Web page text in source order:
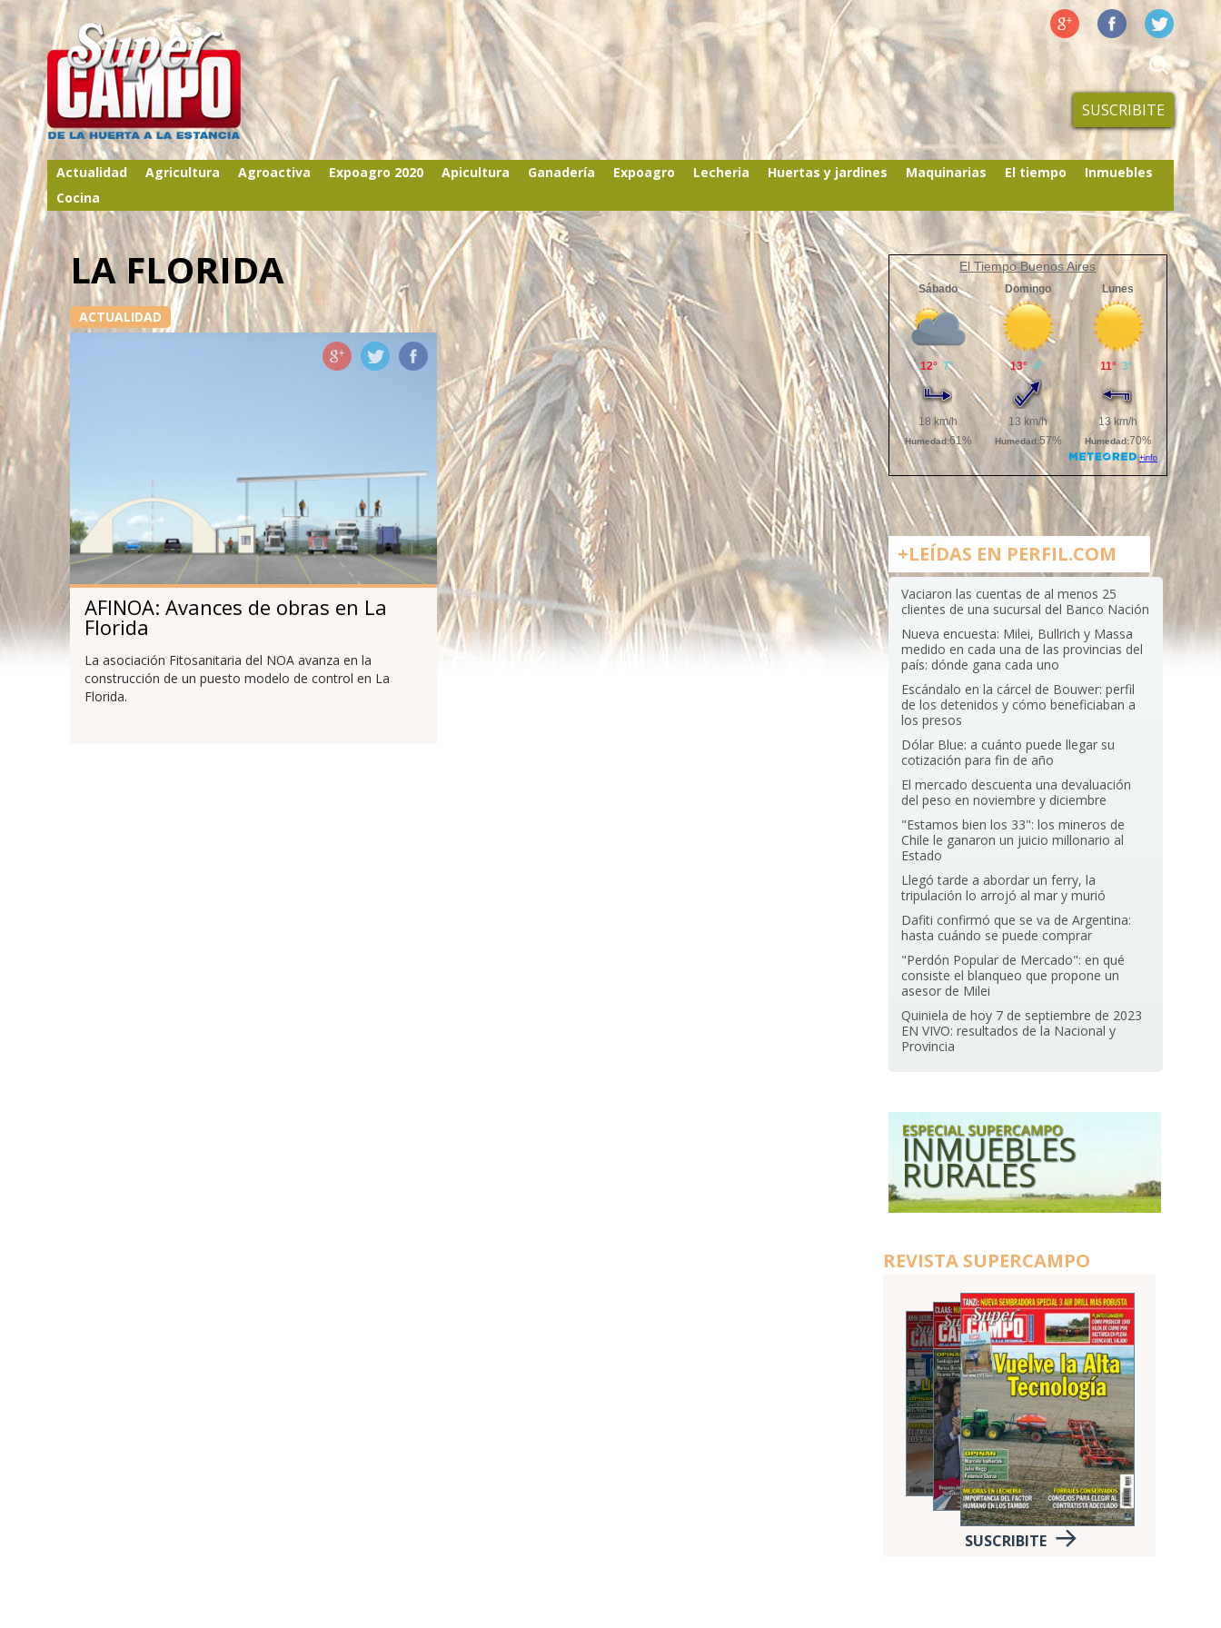
SUSCRIBITE
Actualidad Agricultura Agroactiva Expoagro 2020 Apicultura Ganadería Expoagro Lecheria Huertas y jardines Maquinarias El tiempo
Inmuebles
Cocina
LA FLORIDA
ACTUALIDAD
AFINOA: Avances de obras en La
Florida
La asociación Fitosanitaria del NOA avanza en la
construcción de un puesto modelo de control en La
Florida.
El Tiempo Buenos Aires
+LEÍDAS EN PERFIL.COM
Vaciaron las cuentas de al menos 25
clientes de una sucursal del Banco Nación
Nueva encuesta: Milei, Bullrich y Massa
medido en cada una de las provincias del
país: dónde gana cada uno
Escándalo en la cárcel de Bouwer: perfil
de los detenidos y cómo beneficiaban a
los presos
Dólar Blue: a cuánto puede llegar su
cotización para fin de año
El mercado descuenta una devaluación
del peso en noviembre y diciembre
"Estamos bien los 33": los mineros de
Chile le ganaron un juicio millonario al
Estado
Llegó tarde a abordar un ferry, la
tripulación lo arrojó al mar y murió
Dafiti confirmó que se va de Argentina:
hasta cuándo se puede comprar
"Perdón Popular de Mercado": en qué
consiste el blanqueo que propone un
asesor de Milei
Quiniela de hoy 7 de septiembre de 2023
EN VIVO: resultados de la Nacional y
Provincia
REVISTA SUPERCAMPO
SUSCRIBITE